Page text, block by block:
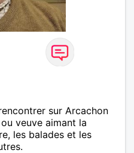
sur Arcachon
veuve aimant la
les balades et les